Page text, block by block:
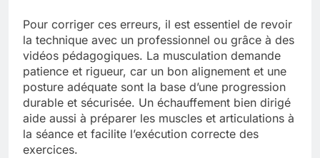
Pour corriger ces erreurs, il est essentiel de revoir
la technique avec un professionnel ou grâce à des
vidéos pédagogiques. La musculation demande
patience et rigueur, car un bon alignement et une
posture adéquate sont la base d’une progression
durable et sécurisée. Un échauffement bien dirigé
aide aussi à préparer les muscles et articulations à
la séance et facilite l’exécution correcte des
exercices.